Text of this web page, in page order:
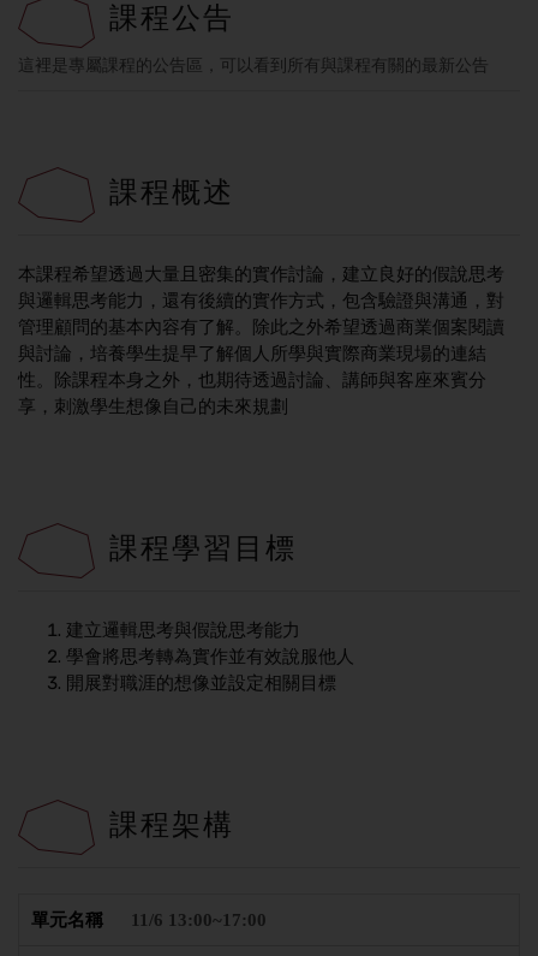
課程公告
這裡是專屬課程的公告區，可以看到所有與課程有關的最新公告
課程概述
本課程希望透過大量且密集的實作討論，建立良好的假說思考
與邏輯思考能力，還有後續的實作方式，包含驗證與溝通，對
管理顧問的基本內容有了解。除此之外希望透過商業個案閱讀
與討論，培養學生提早了解個人所學與實際商業現場的連結
性。除課程本身之外，也期待透過討論、講師與客座來賓分
享，刺激學生想像自己的未來規劃
課程學習目標
建立邏輯思考與假說思考能力
學會將思考轉為實作並有效說服他人
開展對職涯的想像並設定相關目標
課程架構
11/6 13:00~17:00